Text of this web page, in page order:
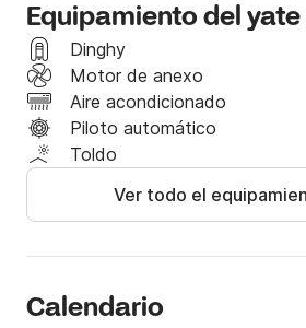
Aire acondicionado: 12 horas al día
Equipamiento del yate
Dinghy
Motor de anexo
Aire acondicionado
Piloto automático
Toldo
Ver todo el
Calendario